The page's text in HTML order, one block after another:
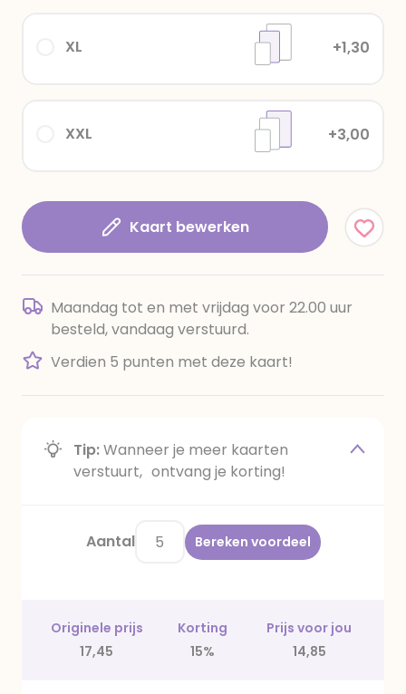
XXL +3,00
XL +1,30
Kaart bewerken
Maandag tot en met vrijdag voor 22.00 uur
besteld, vandaag verstuurd.
Verdien 5 punten met deze kaart!
Tip:Wanneer je meer kaarten
verstuurt, ontvang je korting!
Aantal Bereken voordeel
Originele prijs Korting
Prijs voor jou
17,45
15% 14,85